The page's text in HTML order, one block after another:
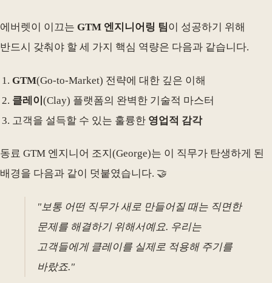
에버렛이 이끄는 GTM 엔지니어링 팀이 성공하기 위해
반드시 갖춰야 할 세 가지 핵심 역량은 다음과 같습니다.
GTM(Go-to-Market) 전략에 대한 깊은 이해
클레이 (Clay) 플랫폼의 완벽한 기술적 마스터
고객을 설득할 수 있는 훌륭한 영업적 감각
동료 GTM 엔지니어 조지(George)는 이 직무가 탄생하게 된
배경을 다음과 같이 덧붙였습니다. 🤝
"보통 어떤 직무가 새로 만들어질 때는 직면한
문제를 해결하기 위해서예요. 우리는
고객들에게 클레이를 실제로 적용해 주기를
바랐죠."